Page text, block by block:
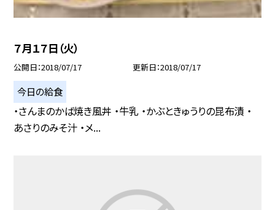
７月１７日（火）
公開日 2018/07/17 更新日 2018/07/17
今日の給食
・さんまのかば焼き風丼 ・牛乳 ・かぶときゅうりの昆布漬 ・
あさりのみそ汁 ・メ...